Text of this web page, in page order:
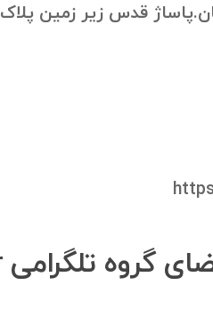
قدس زیر زمین پلاک ٢